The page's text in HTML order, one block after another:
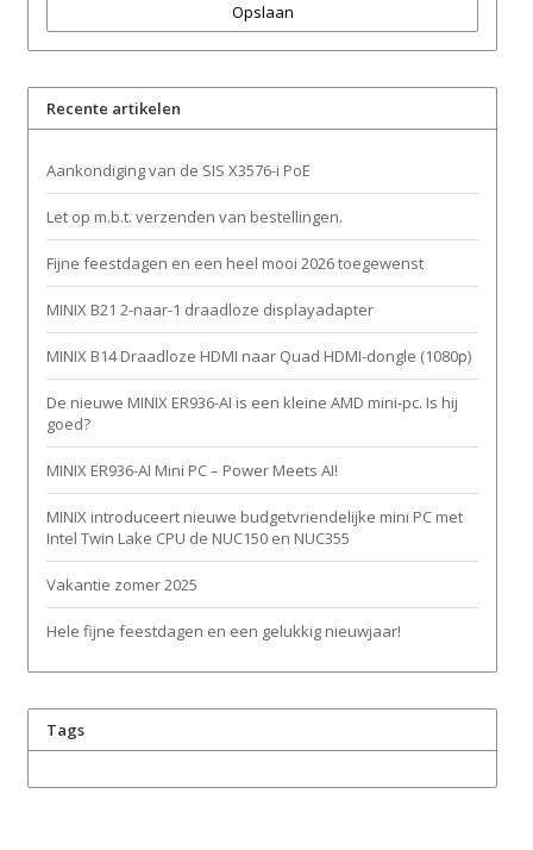
Opslaan
Recente artikelen
Aankondiging van de SIS X3576-i PoE
Let op m.b.t. verzenden van bestellingen.
Fijne feestdagen en een heel mooi 2026 toegewenst
MINIX B21 2-naar-1 draadloze displayadapter
MINIX B14 Draadloze HDMI naar Quad HDMI-dongle (1080p)
De nieuwe MINIX ER936-AI is een kleine AMD mini-pc. Is hij
goed?
MINIX ER936-AI Mini PC – Power Meets AI!
MINIX introduceert nieuwe budgetvriendelijke mini PC met
Intel Twin Lake CPU de NUC150 en NUC355
Vakantie zomer 2025
Hele fijne feestdagen en een gelukkig nieuwjaar!
Tags